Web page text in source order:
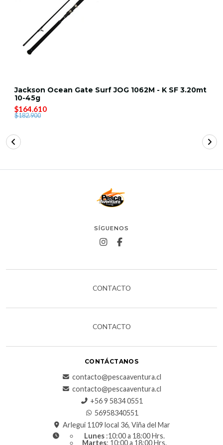
Jackson Ocean Gate Surf JOG 1062M - K SF 3.20mt
10-45g
$164.610
$182.900
SÍGUENOS
CONTACTO
CONTACTO
CONTÁCTANOS
contacto@pescaaventura.cl
contacto@pescaaventura.cl
+56 9 5834 0551
56958340551
Arlegui 1109 local 36, Viña del Mar
Lunes :10:00 a 18:00 Hrs.
Martes: 10:00 a 18:00 Hrs.